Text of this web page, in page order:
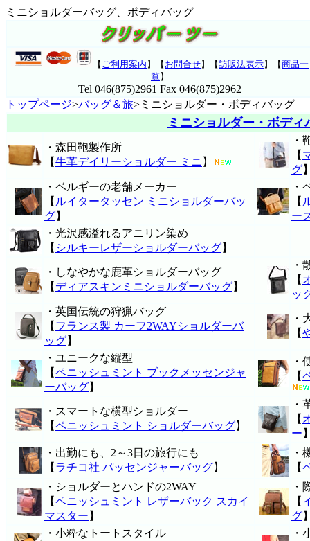
ミニショルダーバッグ、ボディバッグ
【 ご利用案内 】【 お問合せ】【訪販法表示】【商品一
覧 】
Tel 046(875)2961 Fax 046(875)2962
トップページ>バッグ＆旅>ミニショルダー・ボディバッグ
ミニショルダー・ボディ
・森田鞄製作所
【牛革デイリーショルダー ミニ 】
・
【
グ
・ベルギーの老舗メーカー
【 ルイタータッセン ミニショルダーバッ
グ】
・
【
ー
・光沢感溢れるアニリン染め
【 シルキーレザーショルダーバッグ】
・しなやかな鹿革ショルダーバッグ
【 ディアスキンミニショルダーバッグ】
・
【
ッ
・英国伝統の狩猟バッグ
【 フランス製 カーフ2WAYショルダーバ
ッグ】
・
【
・ユニークな縦型
【ペニッシュミント ブックメッセンジャ
ーバッグ】
・
【
・スマートな横型ショルダー
【ペニッシュミント ショルダーバッグ】
・
【
ー
・出勤にも、2～3日の旅行にも
【 ラチコ社 パッセンジャーバッグ】
・
【
・ショルダーとハンドの2WAY
【ペニッシュミント レザーバック スカイ
マスター 】
・
【
グ
・小粋なトートスタイル
・